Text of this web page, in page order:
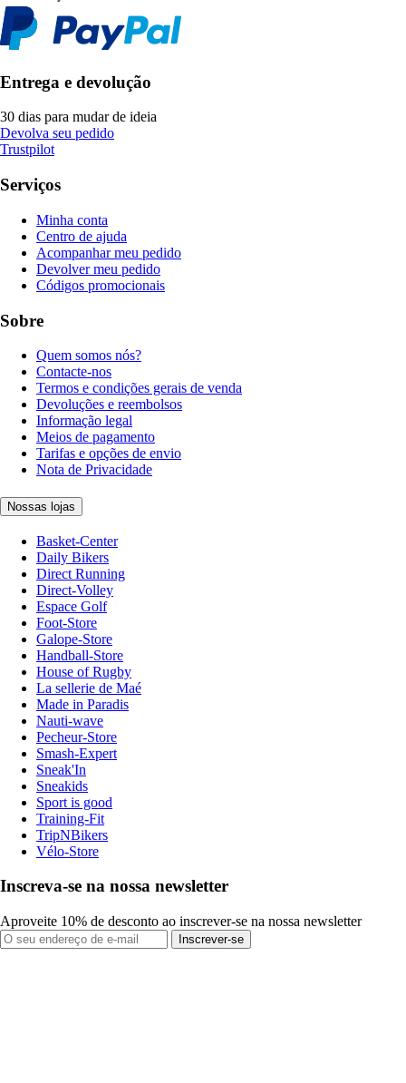
Entrega e devolução
30 dias para mudar de ideia
Devolva seu pedido
Trustpilot
Serviços
Minha conta
Centro de ajuda
Acompanhar meu pedido
Devolver meu pedido
Códigos promocionais
Sobre
Quem somos nós?
Contacte-nos
Termos e condições gerais de venda
Devoluções e reembolsos
Informação legal
Meios de pagamento
Tarifas e opções de envio
Nota de Privacidade
Nossas lojas
Basket-Center
Daily Bikers
Direct Running
Direct-Volley
Espace Golf
Foot-Store
Galope-Store
Handball-Store
House of Rugby
La sellerie de Maé
Made in Paradis
Nauti-wave
Pecheur-Store
Smash-Expert
Sneak'In
Sneakids
Sport is good
Training-Fit
TripNBikers
Vélo-Store
Inscreva-se na nossa newsletter
Aproveite 10% de desconto ao inscrever-se na nossa newsletter
Inscrever-se